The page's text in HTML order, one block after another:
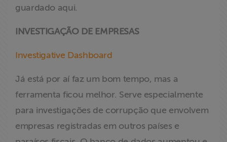
guardado aqui.
INVESTIGAÇÃO DE EMPRESAS
Investigative Dashboard
Já está por aí faz um bom tempo, mas a
ferramenta ficou melhor. Serve especialmente
para investigações de corrupção que envolvem
empresas registradas em outros países e